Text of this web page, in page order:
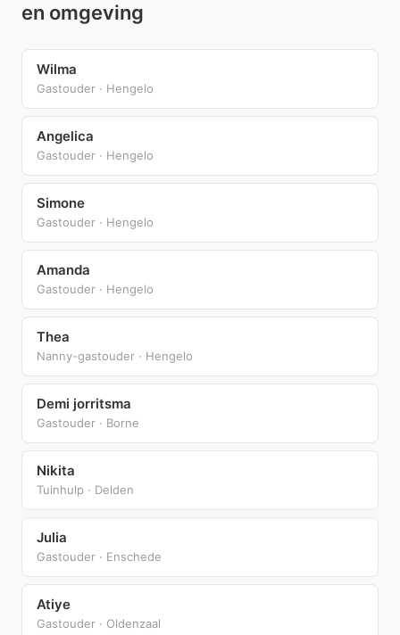
en omgeving
Wilma
Gastouder · Hengelo
Angelica
Gastouder · Hengelo
Simone
Gastouder · Hengelo
Amanda
Gastouder · Hengelo
Thea
Nanny-gastouder · Hengelo
Demi jorritsma
Gastouder · Borne
Nikita
Tuinhulp · Delden
Julia
Gastouder · Enschede
Atiye
Gastouder · Oldenzaal